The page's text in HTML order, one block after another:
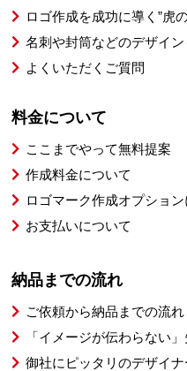
ロゴ作成を成功に導く”虎
名刺や封筒などのデザイ
よくいただくご質問
料金について
ここまでやって無料提案
作成料金について
ロゴマーク作成オプション
お支払いについて
納品までの流れ
ご依頼から納品までの流れ
「イメージが伝わらない
御社にピッタリのデザイナ